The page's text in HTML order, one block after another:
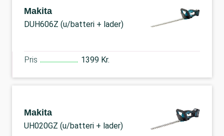
Makita
DUH606Z (u/batteri + lader)
Pris 1399 Kr.
Makita
UH020GZ (u/batteri + lader)